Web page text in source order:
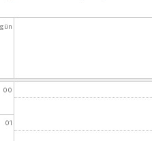
00
01